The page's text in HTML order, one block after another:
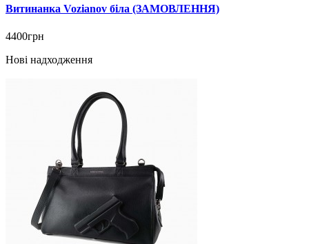
Витинанка Vozianov біла (ЗАМОВЛЕННЯ)
4400грн
Нові надходження